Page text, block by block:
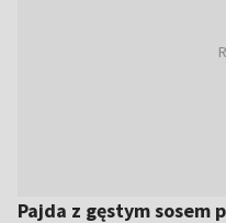
Pajda z gęstym sosem